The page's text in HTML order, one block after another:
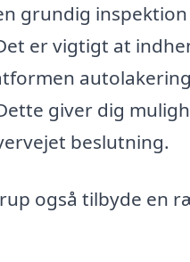
grundig
er vigtigt at
giver dig
beslutning.
også tilbyde en